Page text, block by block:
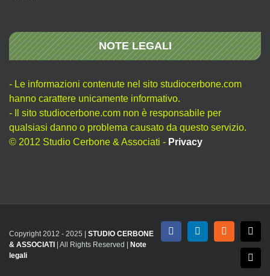
NOTE LEGALI
- Le informazioni contenute nel sito studiocerbone.com
hanno carattere unicamente informativo.
- Il sito studiocerbone.com non è responsabile per
qualsiasi danno o problema causato da questo servizio.
© 2012 Studio Cerbone & Associati - Privacy
Copyright 2012 - 2025 | STUDIO CERBONE
& ASSOCIATI
| All Rights Reserved |
Note
legali
FacebookLinkedInRss X